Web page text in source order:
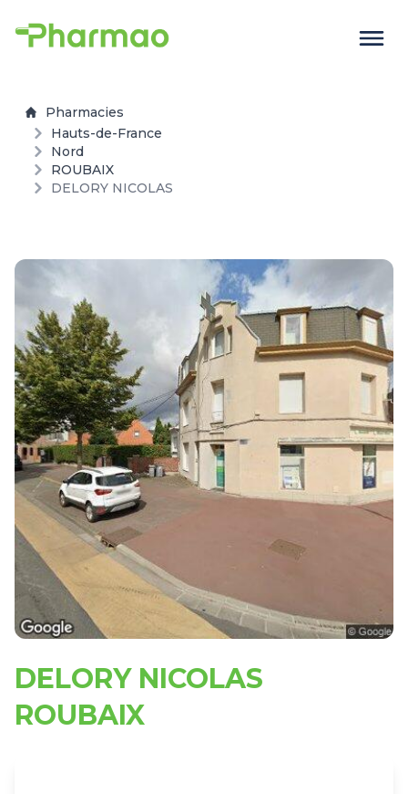
Pharmacies
Hauts-de-France
Nord
ROUBAIX
DELORY NICOLAS
DELORY NICOLAS
ROUBAIX